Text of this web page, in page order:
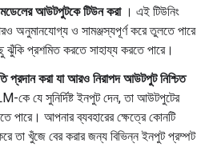
মডেলের আউটপুটকে টিউন করা। এই টিউনিং
অনুমানযোগ্য ও সামঞ্জস্যপূর্ণ করে তুলতে পারে
ঝুঁকি প্রশমিত করতে সাহায্য করতে পারে।
প্রদান করা যা আরও নিরাপদ আউটপুট নিশ্চিত
কে যে সুনির্দিষ্ট ইনপুট দেন, তা আউটপুটের
পারে। আপনার ব্যবহারের ক্ষেত্রে কোনটি
তা খুঁজে বের করার জন্য বিভিন্ন ইনপুট প্রম্পট